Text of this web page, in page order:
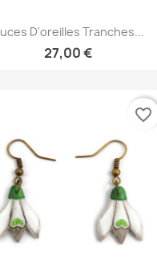
Aperçu rapide
D'oreilles Tranches...
27,00 €
favorite_border